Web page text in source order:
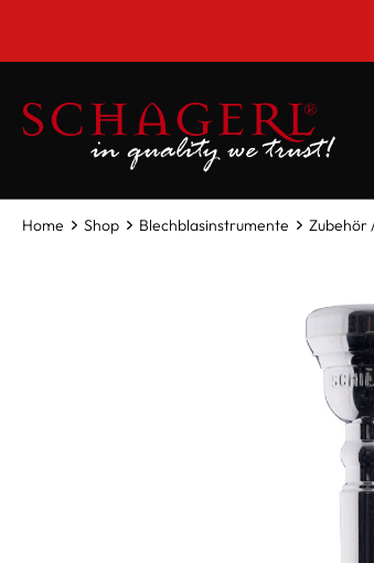
Home Shop Blechblasinstrumente Zubehör